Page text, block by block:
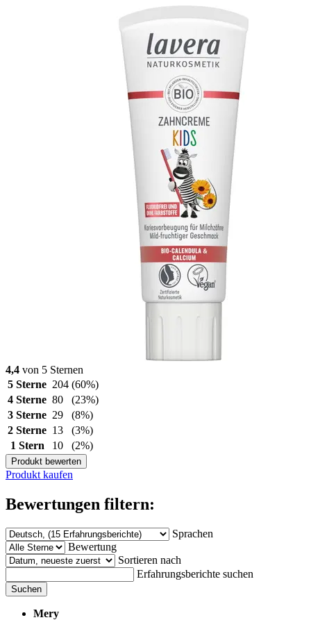
4,4 von 5 Sternen
5 Sterne 204 (60%)
4 Sterne 80
(23%)
3 Sterne 29
(8%)
2 Sterne 13
(3%)
1 Stern
10 (2%)
Produkt bewerten
Produkt kaufen
Bewertungen filtern:
Sprachen
Bewertung
Sortieren nach
Erfahrungsberichte suchen
Suchen
Mery